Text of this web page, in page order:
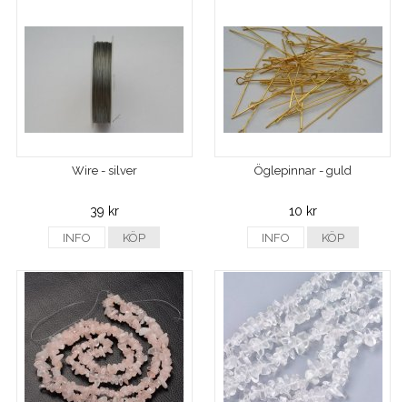
Wire - silver
39 kr
INFO KÖP
Öglepinnar - guld
10 kr
INFO KÖP